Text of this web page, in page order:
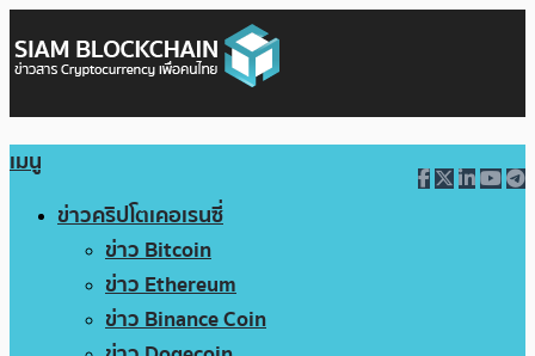
เมนู
ข่าวคริปโตเคอเรนซี่
ข่าว Bitcoin
ข่าว Ethereum
ข่าว Binance Coin